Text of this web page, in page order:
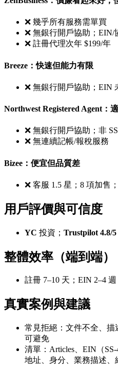
❌ 幾乎所有服務需單買
❌ 無銀行開戶協助；EIN/
❌ 註冊代理次年 $199/年
Breeze：快速但能力有限
❌ 無銀行開戶協助；EIN
Northwest Registered Agent：
❌ 無銀行開戶協助；非
❌ 無連續記帳/報稅服務
Bizee：便宜但品質差
❌ 客服 1.5 星；8 項加售
用戶評價與可信度
YC 投資； Trustpilot 4.8/5
整體效率（端到端）
註冊 7–10 天；EIN 2–4 週
真實案例與建議
常見拒絕：文件不全、描
可避免
清單：Articles、EIN（
地址、身分、業務描述